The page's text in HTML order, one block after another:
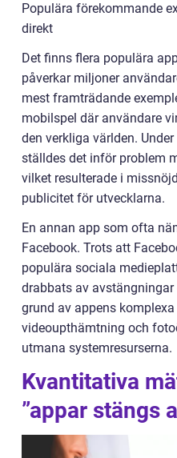
Populära förekommande
direkt
Det finns flera populära
påverkar miljoner
mest framträdande
mobilspel där användare
den verkliga världen.
ställdes det inför problem
vilket resulterade i
publicitet för utvecklarna.
En annan app som ofta
Facebook. Trots att
populära sociala
drabbats av
grund av appens
videoupthämtning och
utmana systemresurserna.
Kvantitativa
”appar stängs